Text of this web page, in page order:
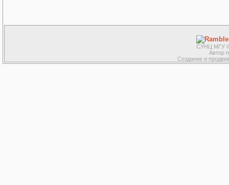
СУНЦ МГУ ©
Автор
Создание и